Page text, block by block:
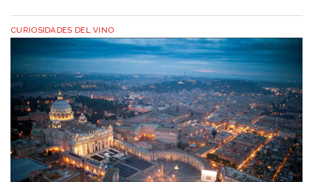
CURIOSIDADES DEL VINO